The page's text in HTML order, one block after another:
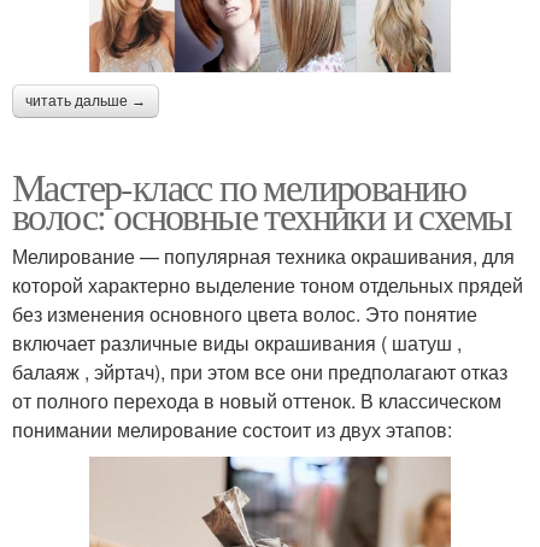
читать дальше →
Мастер-класс по мелированию
волос: основные техники и схемы
Мелирование — популярная техника окрашивания, для
которой характерно выделение тоном отдельных прядей
без изменения основного цвета волос. Это понятие
включает различные виды окрашивания ( шатуш ,
балаяж , эйртач), при этом все они предполагают отказ
от полного перехода в новый оттенок. В классическом
понимании мелирование состоит из двух этапов: